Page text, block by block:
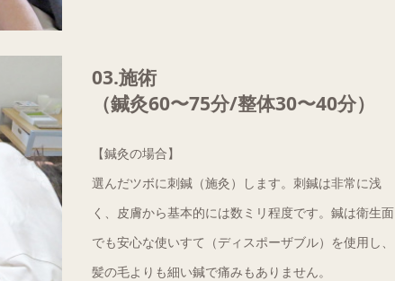
03.施術
（鍼灸60〜75分/整体30〜40分）
【鍼灸の場合】
選んだツボに刺鍼（施灸）します。刺鍼は非常に浅
く、皮膚から基本的には数ミリ程度です。鍼は衛生面
でも安心な使いすて（ディスポーザブル）を使用し、
髪の毛よりも細い鍼で痛みもありません。